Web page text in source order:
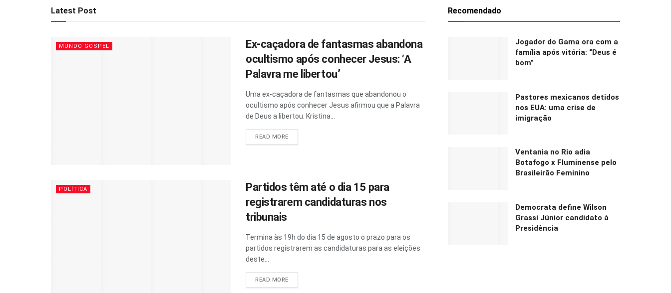
Latest Post
MUNDO GOSPEL
Ex-caçadora de fantasmas abandona
ocultismo após conhecer Jesus: ‘A
Palavra me libertou’
Uma ex-caçadora de fantasmas que abandonou o
ocultismo após conhecer Jesus afirmou que a Palavra
de Deus a libertou. Kristina...
READ MORE
POLÍTICA
Partidos têm até o dia 15 para
registrarem candidaturas nos
tribunais
Termina às 19h do dia 15 de agosto o prazo para os
partidos registrarem as candidaturas para as eleições
deste...
READ MORE
Recomendado
Jogador do Gama ora com a
família após vitória: “Deus é
bom”
Pastores mexicanos detidos
nos EUA: uma crise de
imigração
Ventania no Rio adia
Botafogo x Fluminense pelo
Brasileirão Feminino
Democrata define Wilson
Grassi Júnior candidato à
Presidência